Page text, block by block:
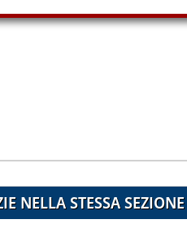
NELLA STESSA SEZIONE